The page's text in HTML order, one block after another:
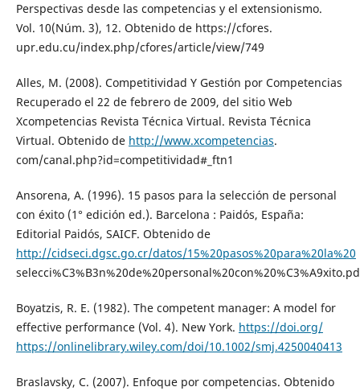
Perspectivas desde las competencias y el extensionismo.
Vol. 10(Núm. 3), 12. Obtenido de https://cfores.
upr.edu.cu/index.php/cfores/article/view/749
Alles, M. (2008). Competitividad Y Gestión por Competencias
Recuperado el 22 de febrero de 2009, del sitio Web
Xcompetencias Revista Técnica Virtual. Revista Técnica
Virtual. Obtenido de http://www.xcompetencias.
com/canal.php?id=competitividad#_ftn1
Ansorena, A. (1996). 15 pasos para la selección de personal
con éxito (1° edición ed.). Barcelona : Paidós, España:
Editorial Paidós, SAICF. Obtenido de
http://cidseci.dgsc.go.cr/datos/15%20pasos%20para%20la%20
Boyatzis, R. E. (1982). The competent manager: A model for
effective performance (Vol. 4). New York. https://doi.org/
https://onlinelibrary.wiley.com/doi/10.1002/smj.4250040413
Braslavsky, C. (2007). Enfoque por competencias. Obtenido